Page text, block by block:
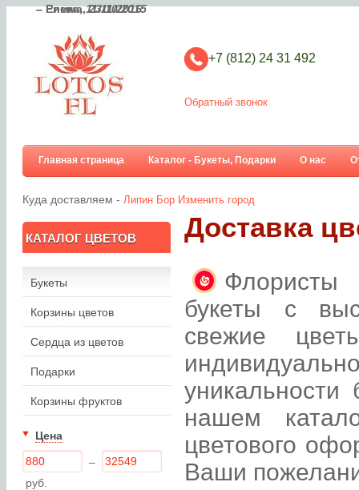
+7 (812) 24 31 492
Обратный звонок
Главная страница Каталог - Букеты, Подарки О нас
Куда доставляем - Липин Бор Изменить город
КАТАЛОГ ЦВЕТОВ
Букеты
Корзины цветов
Сердца из цветов
Подарки
Корзины фруктов
Цена
–
руб.
– Елена,11/11/2016
– Римма,23/10/2015
Доставка
Флористы
букеты с
свежие
нашем
цветового
Ваши